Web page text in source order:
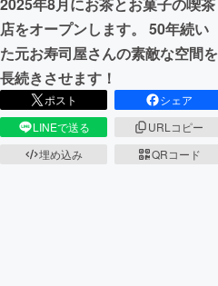
店をオープンします。 50年続い
た元お寿司屋さんの素敵な空間を
長続きさせます！
ポスト
シェア
LINEで送る
URLコピー
埋め込み
QRコード